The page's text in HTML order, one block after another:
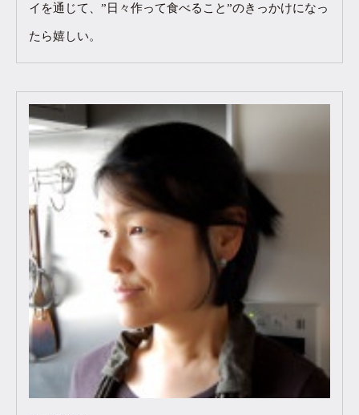
イを通じて、”日々作って食べること”のきっかけになっ
たら嬉しい。